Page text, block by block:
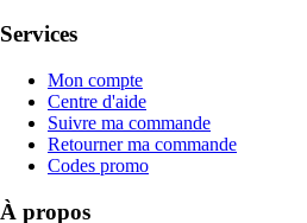
Services
Mon compte
Centre d'aide
Suivre ma commande
Retourner ma commande
Codes promo
À propos